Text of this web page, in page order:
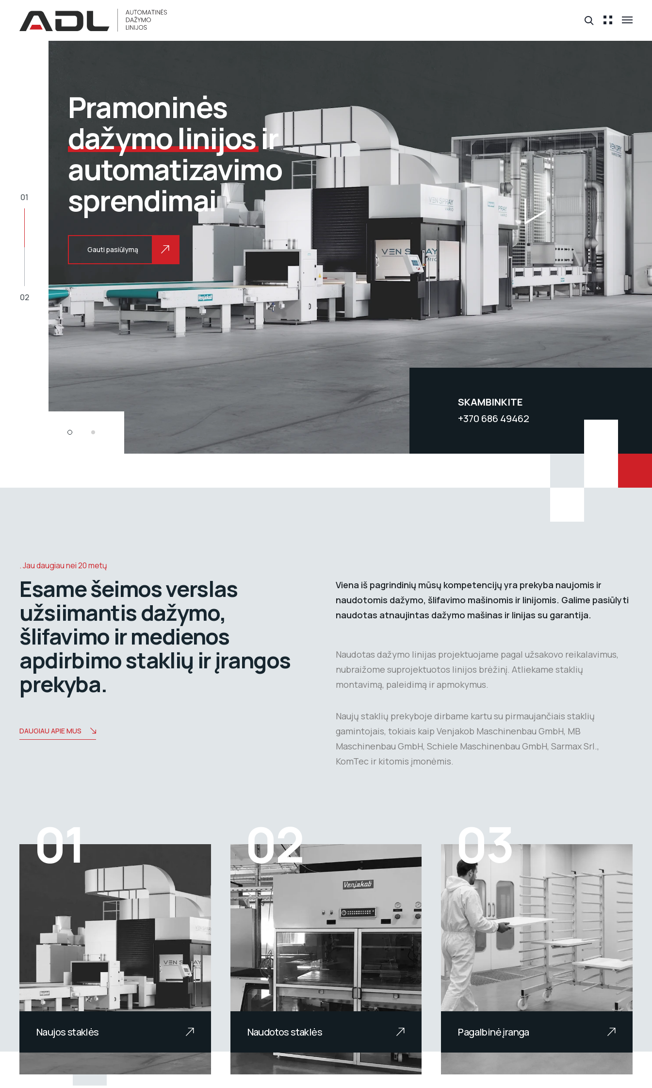
Pramoninės
dažymo linijosir
automatizavimo
sprendimai
Gauti pasiūlymą
01
02
SKAMBINKITE
+370 686 49462
Jau daugiau nei 20 metų
Esame šeimos verslas
užsiimantis dažymo,
šlifavimo ir medienos
apdirbimo staklių ir įrangos
prekyba.
DAUGIAU APIE MUS
Viena iš pagrindinių mūsų kompetencijų yra prekyba naujomis ir
naudotomis dažymo, šlifavimo mašinomis ir linijomis. Galime pasiūlyti
naudotas atnaujintas dažymo mašinas ir linijas su garantija.
Naudotas dažymo linijas projektuojame pagal užsakovo reikalavimus,
nubraižome suprojektuotos linijos brėžinį. Atliekame staklių
montavimą, paleidimą ir apmokymus.
Naujų staklių prekyboje dirbame kartu su pirmaujančiais staklių
gamintojais, tokiais kaip Venjakob Maschinenbau GmbH, MB
Maschinenbau GmbH, Schiele Maschinenbau GmbH, Sarmax Srl.,
KomTec ir kitomis įmonėmis.
01
Naujos staklės
02
Naudotos staklės
03
Pagalbinė įranga